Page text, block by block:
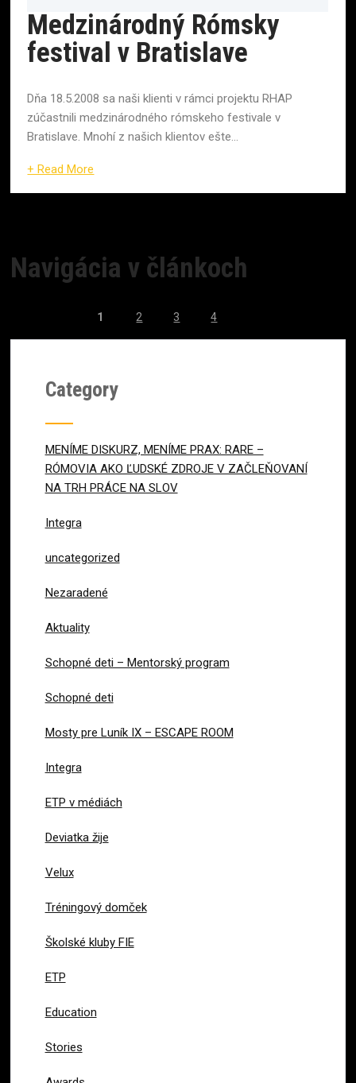
Medzinárodný Rómsky
festival v Bratislave
Dňa 18.5.2008 sa naši klienti v rámci projektu RHAP
zúčastnili medzinárodného rómskeho festivale v
Bratislave. Mnohí z našich klientov ešte...
+ Read More
Navigácia v článkoch
1 2 3 4
Category
MENÍME DISKURZ, MENÍME PRAX: RARE –
RÓMOVIA AKO ĽUDSKÉ ZDROJE V ZAČLEŇOVANÍ
NA TRH PRÁCE NA SLOV
Integra
uncategorized
Nezaradené
Aktuality
Schopné deti – Mentorský program
Schopné deti
Mosty pre Luník IX – ESCAPE ROOM
Integra
ETP v médiách
Deviatka žije
Velux
Tréningový domček
Školské kluby FIE
ETP
Education
Stories